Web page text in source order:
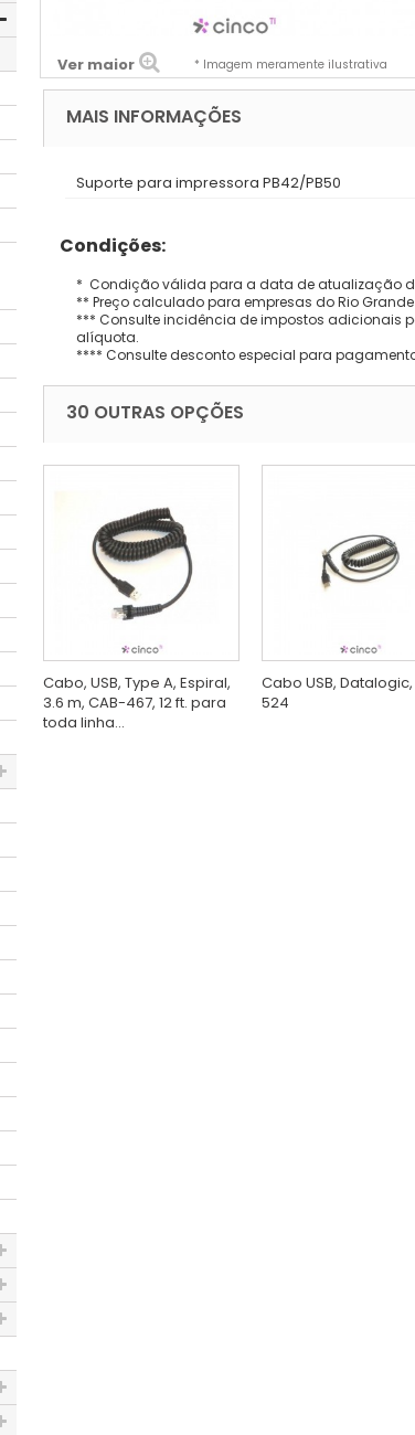
Ver maior * Imagem meramente ilustrativa
MAIS INFORMAÇÕES
Suporte para impressora PB42/PB50
Condições:
* Condição válida para a data de atualização
** Preço calculado para empresas do Rio
*** Consulte incidência de impostos adicionais
alíquota.
**** Consulte desconto especial para
30 OUTRAS OPÇÕES
Cabo, USB, Type A, Espiral,
3.6 m, CAB-467, 12 ft. para
toda linha...
Cabo USB,
524